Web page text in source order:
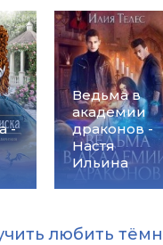
-
Ведьма в
академии
драконов -
Настя
Ильина
любить